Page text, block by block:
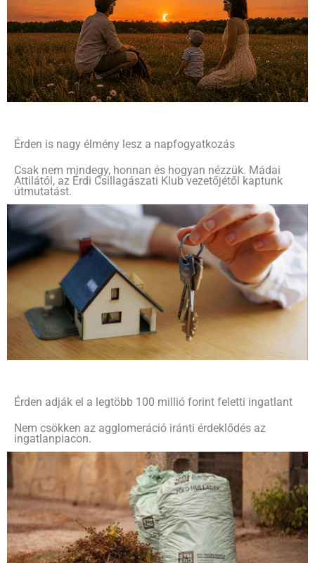
Érden is nagy élmény lesz a napfogyatkozás
Csak nem mindegy, honnan és hogyan nézzük. Mádai
Attilától, az Érdi Csillagászati Klub vezetőjétől kaptunk
útmutatást.
Érden adják el a legtöbb 100 millió forint feletti ingatlant
Nem csökken az agglomeráció iránti érdeklődés az
ingatlanpiacon.